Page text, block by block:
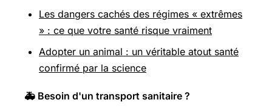
Les dangers cachés des régimes « extrêmes
» : ce que votre santé risque vraiment
Adopter un animal : un véritable atout santé
confirmé par la science
🚑 Besoin d'un transport sanitaire ?